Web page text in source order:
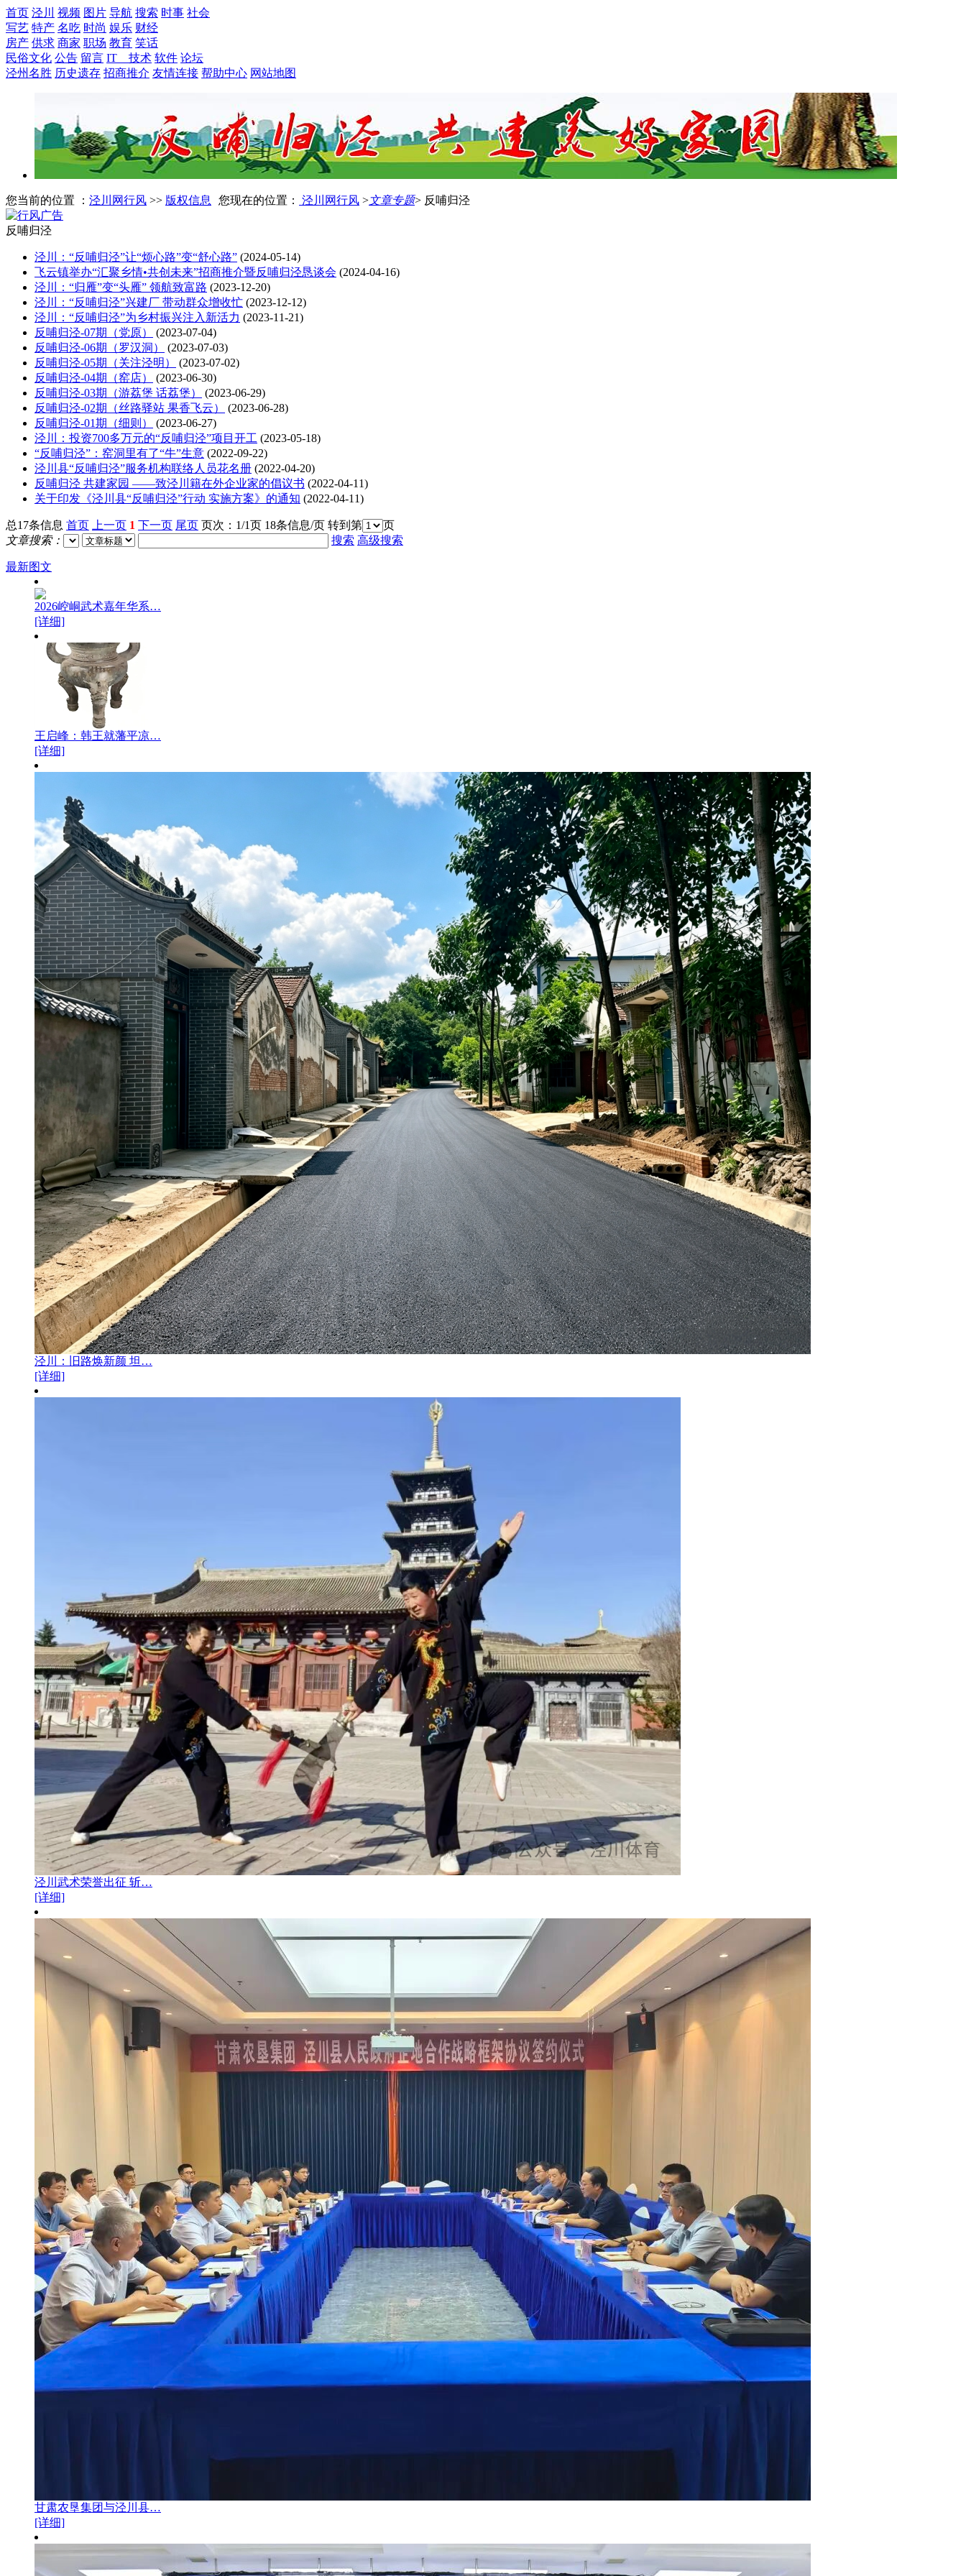
首页 泾川 视频 图片 导航 搜索 时事 社会
写艺 特产 名吃 时尚 娱乐 财经
房产 供求 商家 职场 教育 笑话
民俗文化 公告 留言 IT 技术 软件 论坛
泾州名胜 历史遗存 招商推介 友情连接 帮助中心 网站地图
您当前的位置 ： 泾川网行风 >> 版权信息 您现在的位置： 泾川网行风 >文章专题> 反哺归泾
反哺归泾
泾川：“反哺归泾”让“烦心路”变“舒心路” (2024-05-14)
飞云镇举办“汇聚乡情•共创未来”招商推介暨反哺归泾恳谈会 (2024-04-16)
泾川：“归雁”变“头雁” 领航致富路 (2023-12-20)
泾川：“反哺归泾”兴建厂 带动群众增收忙 (2023-12-12)
泾川：“反哺归泾”为乡村振兴注入新活力 (2023-11-21)
反哺归泾-07期（党原）
(2023-07-04)
反哺归泾-06期（罗汉洞）
(2023-07-03)
反哺归泾-05期（关注泾明）
(2023-07-02)
反哺归泾-04期（窑店）
(2023-06-30)
反哺归泾-03期（游荔堡 话荔堡）
(2023-06-29)
反哺归泾-02期（丝路驿站 果香飞云）
(2023-06-28)
反哺归泾-01期（细则）
(2023-06-27)
泾川：投资700多万元的“反哺归泾”项目开工 (2023-05-18)
“反哺归泾”：窑洞里有了“牛”生意 (2022-09-22)
泾川县“反哺归泾”服务机构联络人员花名册 (2022-04-20)
反哺归泾 共建家园 ——致泾川籍在外企业家的倡议书 (2022-04-11)
关于印发《泾川县“反哺归泾”行动 实施方案》的通知 (2022-04-11)
总17条信息 首页 上一页 1 下一页 尾页 页次：1/1页 18条信息/页 转到第
页
文章搜索：
搜索 高级搜索
最新图文
2026崆峒武术嘉年华系…
[详细]
王启峰：韩王就藩平凉…
[详细]
泾川：旧路焕新颜 坦…
[详细]
泾川武术荣誉出征 斩…
[详细]
甘肃农垦集团与泾川县…
[详细]